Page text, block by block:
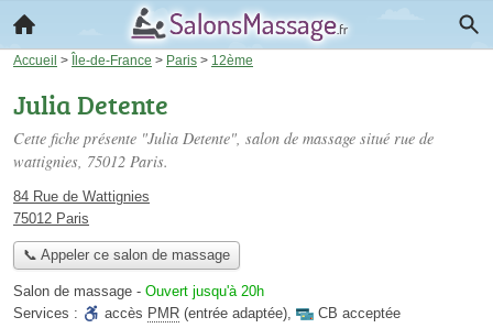
Accueil > Île-de-France > Paris > 12ème
Julia Detente
Cette fiche présente "Julia Detente", salon de massage situé rue de
wattignies, 75012 Paris.
84 Rue de Wattignies
75012 Paris
📞 Appeler ce salon de massage
Salon de massage - Ouvert jusqu'à 20h
Services :
accès PMR (entrée adaptée),
CB acceptée